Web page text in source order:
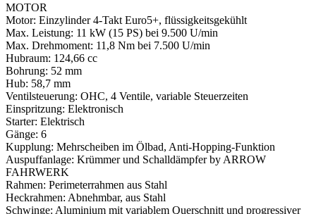
MOTOR
Motor: Einzylinder 4-Takt Euro5+, flüssigkeitsgekühlt
Max. Leistung: 11 kW (15 PS) bei 9.500 U/min
Max. Drehmoment: 11,8 Nm bei 7.500 U/min
Hubraum: 124,66 cc
Bohrung: 52 mm
Hub: 58,7 mm
Ventilsteuerung: OHC, 4 Ventile, variable Steuerzeiten
Einspritzung: Elektronisch
Starter: Elektrisch
Gänge: 6
Kupplung: Mehrscheiben im Ölbad, Anti-Hopping-Funktion
Auspuffanlage: Krümmer und Schalldämpfer by ARROW
FAHRWERK
Rahmen: Perimeterrahmen aus Stahl
Heckrahmen: Abnehmbar, aus Stahl
Schwinge: Aluminium mit variablem Querschnitt und progressiver